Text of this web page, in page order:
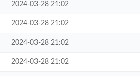
2024-03-28 21:02
2024-03-28 21:02
2024-03-28 21:02
2024-03-28 21:02